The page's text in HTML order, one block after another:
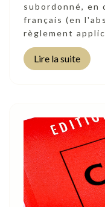
subordonné,
français (en
règlement
Lire la suite